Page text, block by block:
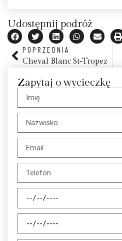
Udostępnij podróż
POPRZEDNIA
Cheval Blanc St-Tropez
Zapytaj o wycieczkę